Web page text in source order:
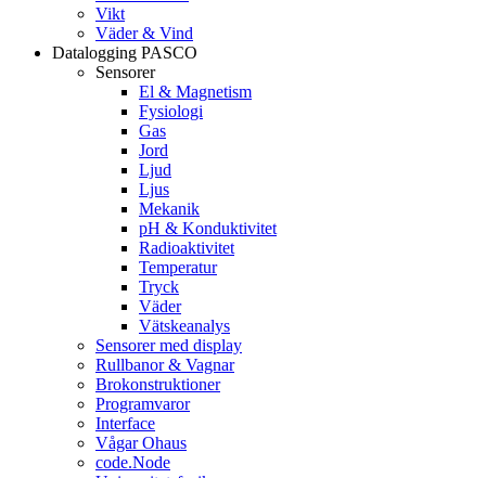
Vikt
Väder & Vind
Datalogging PASCO
Sensorer
El & Magnetism
Fysiologi
Gas
Jord
Ljud
Ljus
Mekanik
pH & Konduktivitet
Radioaktivitet
Temperatur
Tryck
Väder
Vätskeanalys
Sensorer med display
Rullbanor & Vagnar
Brokonstruktioner
Programvaror
Interface
Vågar Ohaus
code.Node